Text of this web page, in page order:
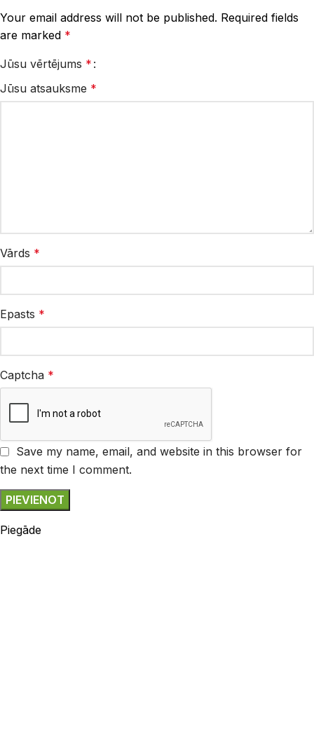
Your email address will not be published. Required fields
are marked *
Jūsu vērtējums *
Jūsu atsauksme *
Vārds *
Epasts *
Captcha *
Save my name, email, and website in this browser for
the next time I comment.
Piegāde